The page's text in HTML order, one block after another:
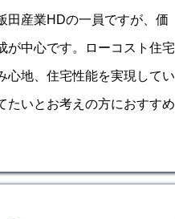
田産業HDの一員ですが、価
が中心です。ローコスト住宅
心地、住宅性能を実現してい
たいとお考えの方におすすめ